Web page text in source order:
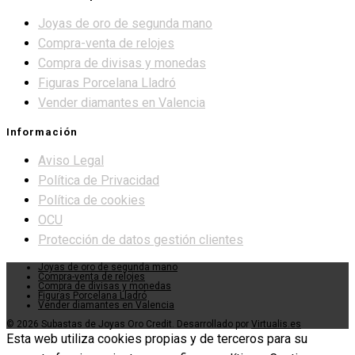
Joyas de oro de segunda mano
Compra-venta de relojes
Compra de divisas y monedas
Figuras Porcelana Lladró
Vender diamantes en Valencia
Información
Aviso Legal
Política de Privacidad
Política de cookies
OCU
Protección de datos gestión clientes
Joyas de oro de segunda mano
Compra-venta de relojes
Compra de divisas y monedas
Figuras Porcelana Lladró
Vender diamantes en Valencia
© 2026 Subastas de Joyas Oro Credit. Desarrollado por Virtualis.es
Esta web utiliza cookies propias y de terceros para su